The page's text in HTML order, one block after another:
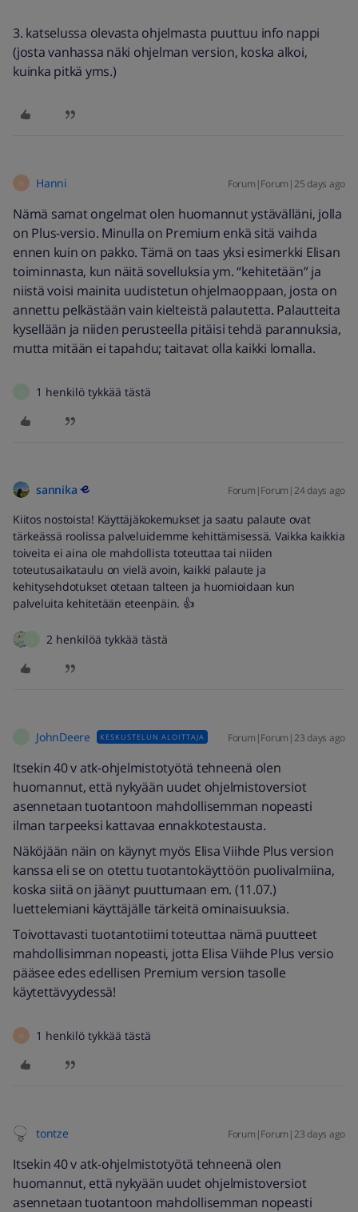
3. katselussa olevasta ohjelmasta puuttuu info nappi
(josta vanhassa näki ohjelman version, koska alkoi,
kuinka pitkä yms.)
H Hanni Forum|Forum|25 days ago
Nämä samat ongelmat olen huomannut ystävälläni, jolla
on Plus-versio. Minulla on Premium enkä sitä vaihda
ennen kuin on pakko. Tämä on taas yksi esimerkki Elisan
toiminnasta, kun näitä sovelluksia ym. “kehitetään” ja
niistä voisi mainita uudistetun ohjelmaoppaan, josta on
annettu pelkästään vain kielteistä palautetta. Palautteita
kysellään ja niiden perusteella pitäisi tehdä parannuksia,
mutta mitään ei tapahdu; taitavat olla kaikki lomalla.
1 henkilö tykkää tästä
sannika Forum|Forum|24 days ago
Kiitos nostoista! Käyttäjäkokemukset ja saatu palaute ovat
tärkeässä roolissa palveluidemme kehittämisessä. Vaikka kaikkia
toiveita ei aina ole mahdollista toteuttaa tai niiden
toteutusaikataulu on vielä avoin, kaikki palaute ja
kehitysehdotukset otetaan talteen ja huomioidaan kun
palveluita kehitetään eteenpäin. 👍
2 henkilöä tykkää tästä
JohnDeere KESKUSTELUN ALOITTAJA Forum|Forum|23 days ago
Itsekin 40 v atk-ohjelmistotyötä tehneenä olen
huomannut, että nykyään uudet ohjelmistoversiot
asennetaan tuotantoon mahdollisemman nopeasti
ilman tarpeeksi kattavaa ennakkotestausta.
Näköjään näin on käynyt myös Elisa Viihde Plus version
kanssa eli se on otettu tuotantokäyttöön puolivalmiina,
koska siitä on jäänyt puuttumaan em. (11.07.)
luettelemiani käyttäjälle tärkeitä ominaisuuksia.
Toivottavasti tuotantotiimi toteuttaa nämä puutteet
mahdollisimman nopeasti, jotta Elisa Viihde Plus versio
pääsee edes edellisen Premium version tasolle
käytettävyydessä!
H 1 henkilö tykkää tästä
tontze Forum|Forum|23 days ago
Itsekin 40 v atk-ohjelmistotyötä tehneenä olen
huomannut, että nykyään uudet ohjelmistoversiot
asennetaan tuotantoon mahdollisemman nopeasti